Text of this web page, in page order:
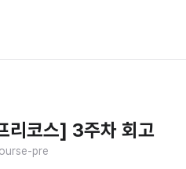
리코스] 3주차 회고
pre